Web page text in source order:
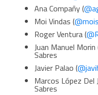
Ana Compañy (
Moi Vindas (
Roger Ventura (
Juan Manuel Morin
Sabres
Javier Palao (
Marcos López Del
Sabres